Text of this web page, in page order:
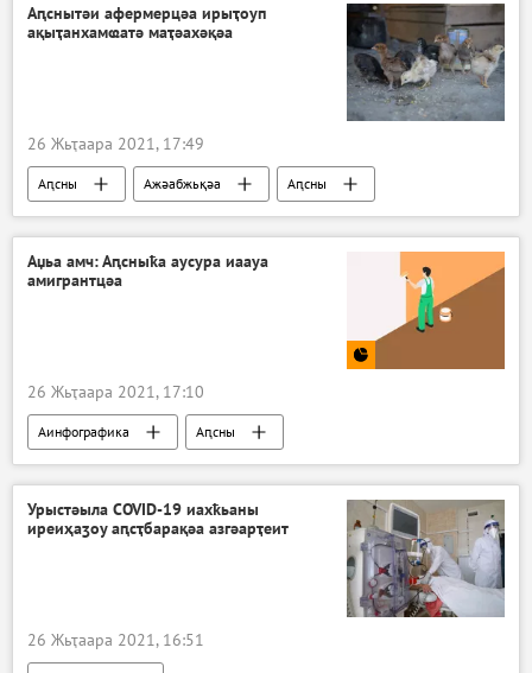
Аԥснытәи афермерцәа ирыҭоуп
ақыҭанхамҩатә маҭәахәқәа
26 Жьҭаара 2021, 17:49
Аԥсны Ажәабжьқәа Аԥсны
Аџьа амч: Аԥсныҟа аусура иаауа
амигрантцәа
26 Жьҭаара 2021, 17:10
Аинфографика Аԥсны
Урыстәыла COVID-19 иахҟьаны
иреиҳаӡоу аԥсҭбарақәа азгәарҭеит
26 Жьҭаара 2021, 16:51